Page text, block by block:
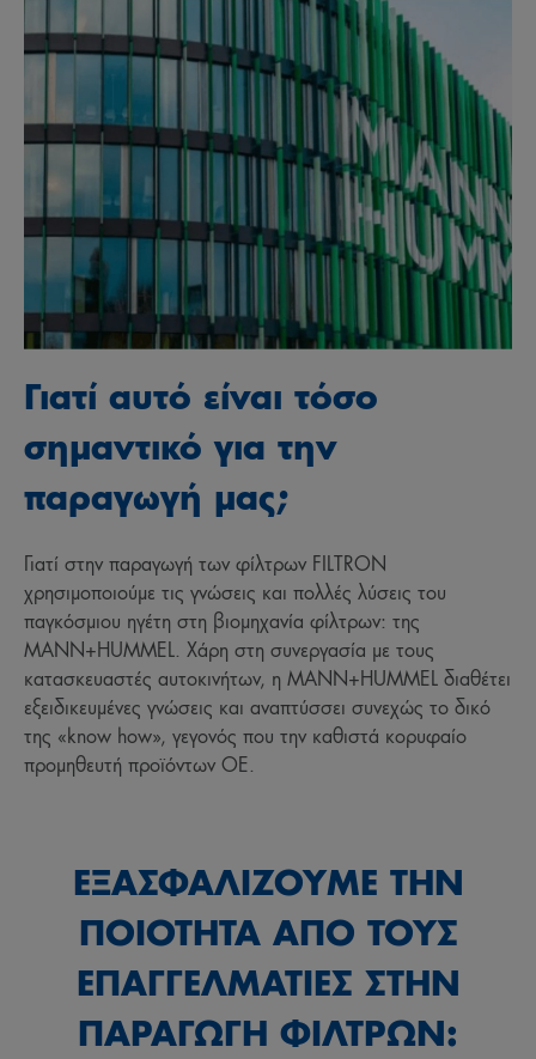
Γιατί αυτό είναι τόσο
σημαντικό για την
παραγωγή μας;
Γιατί στην παραγωγή των φίλτρων FILTRON
χρησιμοποιούμε τις γνώσεις και πολλές λύσεις του
παγκόσμιου ηγέτη στη βιομηχανία φίλτρων: της
MANN+HUMMEL. Χάρη στη συνεργασία με τους
κατασκευαστές αυτοκινήτων, η MANN+HUMMEL διαθέτει
εξειδικευμένες γνώσεις και αναπτύσσει συνεχώς το δικό
της «know how», γεγονός που την καθιστά κορυφαίο
προμηθευτή προϊόντων OE.
ΕΞΑΣΦΑΛΙΖΟΥΜΕ ΤΗΝ
ΠΟΙΟΤΗΤΑ ΑΠΟ ΤΟΥΣ
ΕΠΑΓΓΕΛΜΑΤΙΕΣ ΣΤΗΝ
ΠΑΡΑΓΩΓΗ ΦΙΛΤΡΩΝ: